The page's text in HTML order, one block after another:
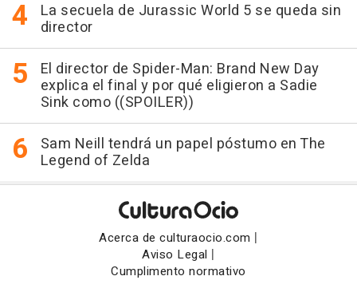
La secuela de Jurassic World 5 se queda sin
director
El director de Spider-Man: Brand New Day
explica el final y por qué eligieron a Sadie
Sink como ((SPOILER))
Sam Neill tendrá un papel póstumo en The
Legend of Zelda
Acerca de culturaocio.com |
Aviso Legal |
Cumplimento normativo